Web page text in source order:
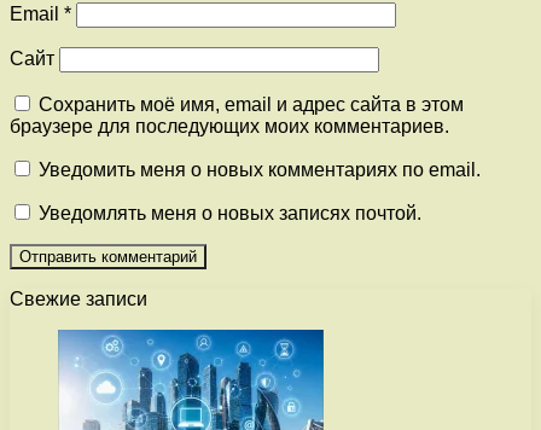
Email *
Сайт
Сохранить моё имя, email и адрес сайта в этом
браузере для последующих моих комментариев.
Уведомить меня о новых комментариях по email.
Уведомлять меня о новых записях почтой.
Свежие записи